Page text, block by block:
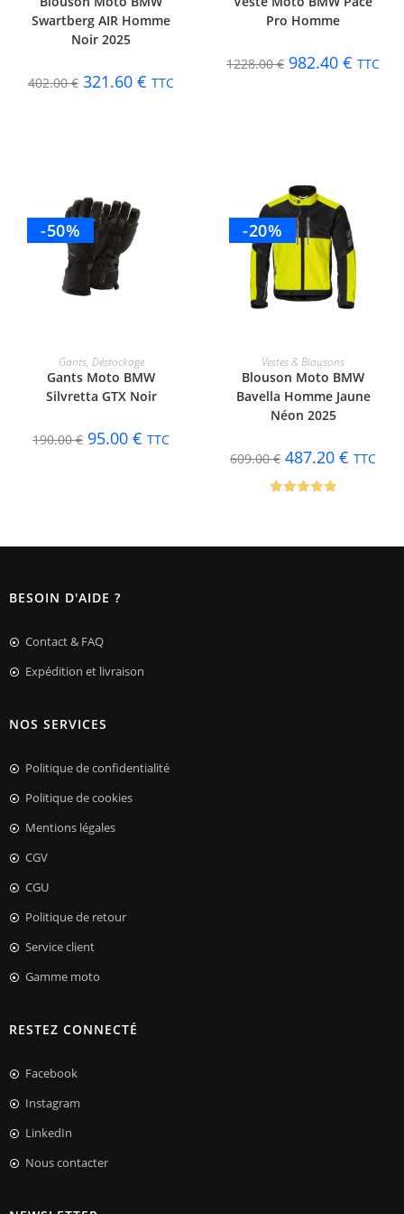
Swartberg AIR Homme
Noir 2025
402.00€ 321.60 € TTC
Pro Homme
1228.00€ 982.40 € TTC
-50%
CHOIX DES OPTIONS
Gants, Déstockage
Gants Moto BMW
Silvretta GTX Noir
190.00€ 95.00 € TTC
-20%
CHOIX DES OPTIONS
Vestes & Blousons
Blouson Moto BMW
Bavella Homme Jaune
Néon 2025
609.00€ 487.20 € TTC
BESOIN D'AIDE ?
Contact & FAQ
Expédition et livraison
NOS SERVICES
Politique de confidentialité
Politique de cookies
Mentions légales
CGV
CGU
Politique de retour
Service client
Gamme moto
RESTEZ CONNECTÉ
Facebook
Instagram
LinkedIn
Nous contacter